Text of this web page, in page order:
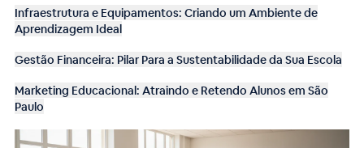
Infraestrutura e Equipamentos: Criando um Ambiente de
Aprendizagem Ideal
Gestão Financeira: Pilar Para a Sustentabilidade da Sua Escola
Marketing Educacional: Atraindo e Retendo Alunos em São
Paulo